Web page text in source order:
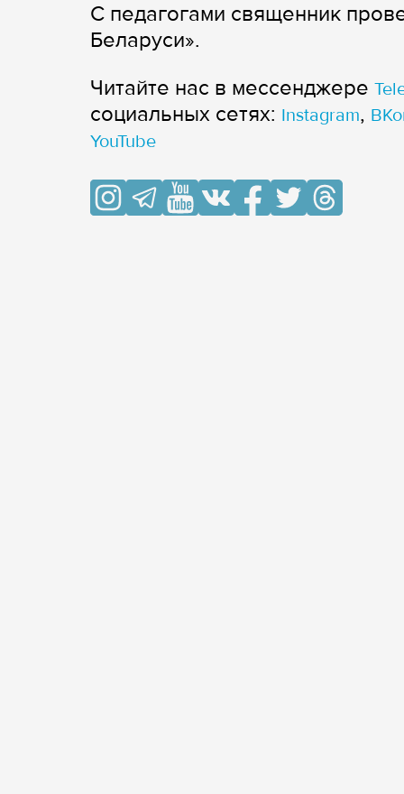
С педагогами священник
Беларуси».
Читайте нас в мессенджере
cоциальных сетях: Instagram,
YouTube